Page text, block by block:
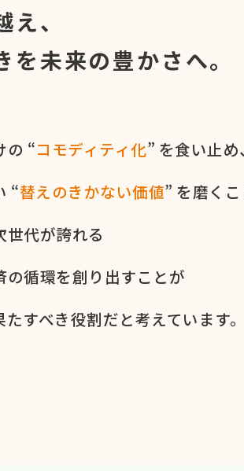
、
を未来の豊かさへ。
の​ “コモディティ化” を​食い​止め、
“替えの​きかない​価値” を​磨く​
代が​誇れる
の​循環を​創り出すことが
すべき役割だと​考えています。​